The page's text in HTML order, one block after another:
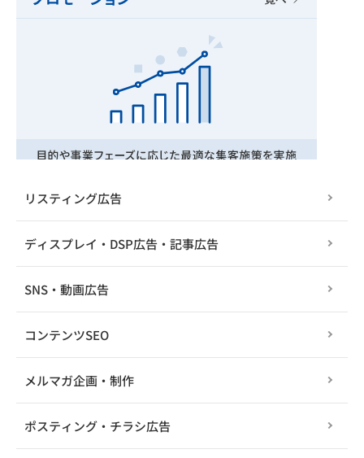
リスティング広告
ディスプレイ・DSP広告・記事広告
SNS・動画広告
コンテンツSEO
メルマガ企画・制作
ポスティング・チラシ広告